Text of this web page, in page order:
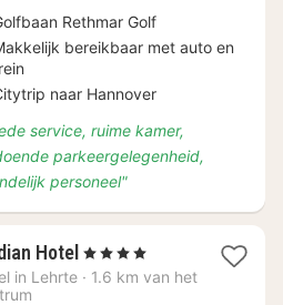
Rethmar Golf
bereikbaar met auto en
naar Hannover
service, ruime kamer,
parkeergelegenheid,
personeel"
Hotel 1
nacht
, 4 Sterren
in Lehrte · 1.6 km van het